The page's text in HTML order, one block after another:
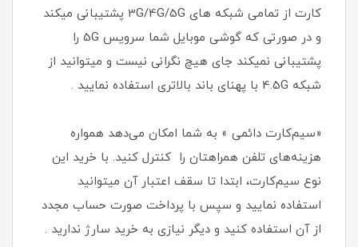
کارت از تمامی شبکه های 3G/4G/5G پشتیبانی میکند
و در صورتی که گوشی موبایل شما سرویس 5G را
پشتیبانی نمیکند جای هیچ نگرانی نیست و میتوانید از
شبکه 4.5G با پهنای باند بالاتری استفاده نمایید .
«سیم‌کارت دائمی » به شما امکان می‌دهد همواره
هزینه‌های تلفن همراهتان را کنترل کنید. با خرید این
نوع سیم‌کارت، ابتدا تا سقف اعتبار آن میتوانید
استفاده نمایید و سپس با پرداخت صورت حساب مجدد
از آن استفاده کنید و دیگر نیازی به خرید سارژ ندارید .